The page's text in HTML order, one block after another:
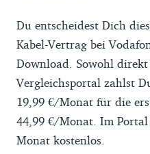
Du entscheidest Dich
Kabel-Vertrag bei
Download. Sowohl
Vergleichsportal zahlst
19,99 €/Monat für die
44,99 €/Monat. Im
Monat kostenlos.